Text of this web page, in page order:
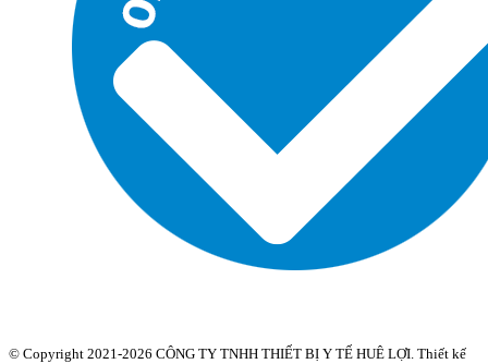
© Copyright 2021-2026 CÔNG TY TNHH THIẾT BỊ Y TẾ HUÊ LỢI. Thiết kế